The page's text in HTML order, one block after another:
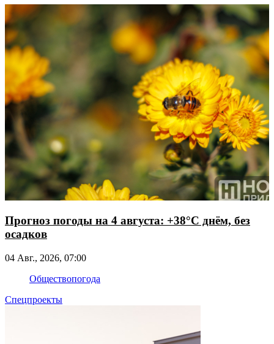
Прогноз погоды на 4 августа: +38°С днём, без
осадков
04 Авг., 2026, 07:00
Обществопогода
Спецпроекты